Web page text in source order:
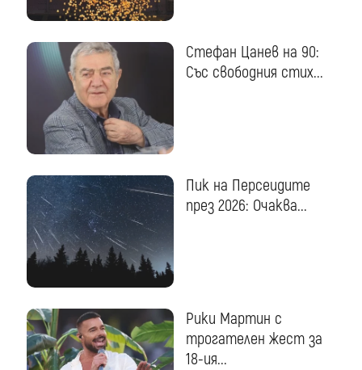
Стефан Цанев на 90:
Със свободния стих...
Пик на Персеидите
през 2026: Очаква...
Рики Мартин с
трогателен жест за
18-ия...